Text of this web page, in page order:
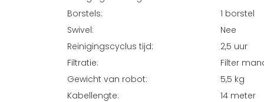
Borstels:
1 borstel
Swivel:
Nee
Reinigingscyclus tijd:
2,5 uur
Filtratie:
Filter
Gewicht van robot:
5,5 kg
Kabellengte:
14 meter